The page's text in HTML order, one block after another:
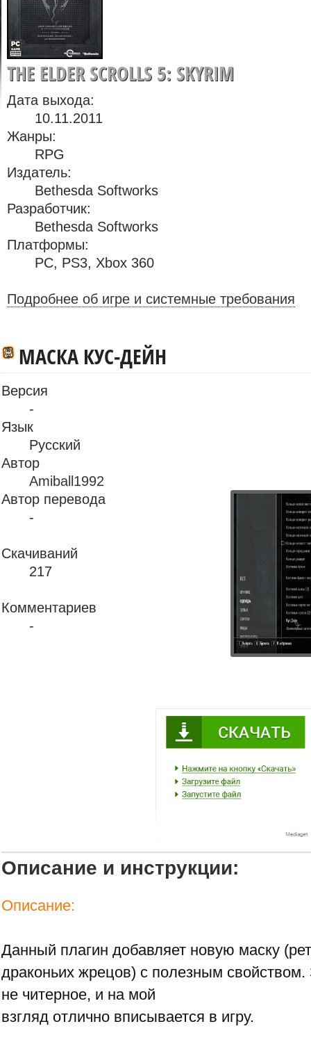
THE ELDER SCROLLS 5: SKYRIM
Дата выхода:
10.11.2011
Жанры:
RPG
Издатель:
Bethesda Softworks
Разработчик:
Bethesda Softworks
Платформы:
PC, PS3, Xbox 360
Подробнее об игре и системные требования
МАСКА КУС-ДЕЙН
Версия
-
Язык
Русский
Автор
Amiball1992
Автор перевода
-
Скачиваний
217
Комментариев
-
Описание и инструкции:
Описание:
Данный плагин добавляет новую маску
драконьих жрецов) с полезным
не читерное, и на мой
взгляд отлично вписывается в игру.